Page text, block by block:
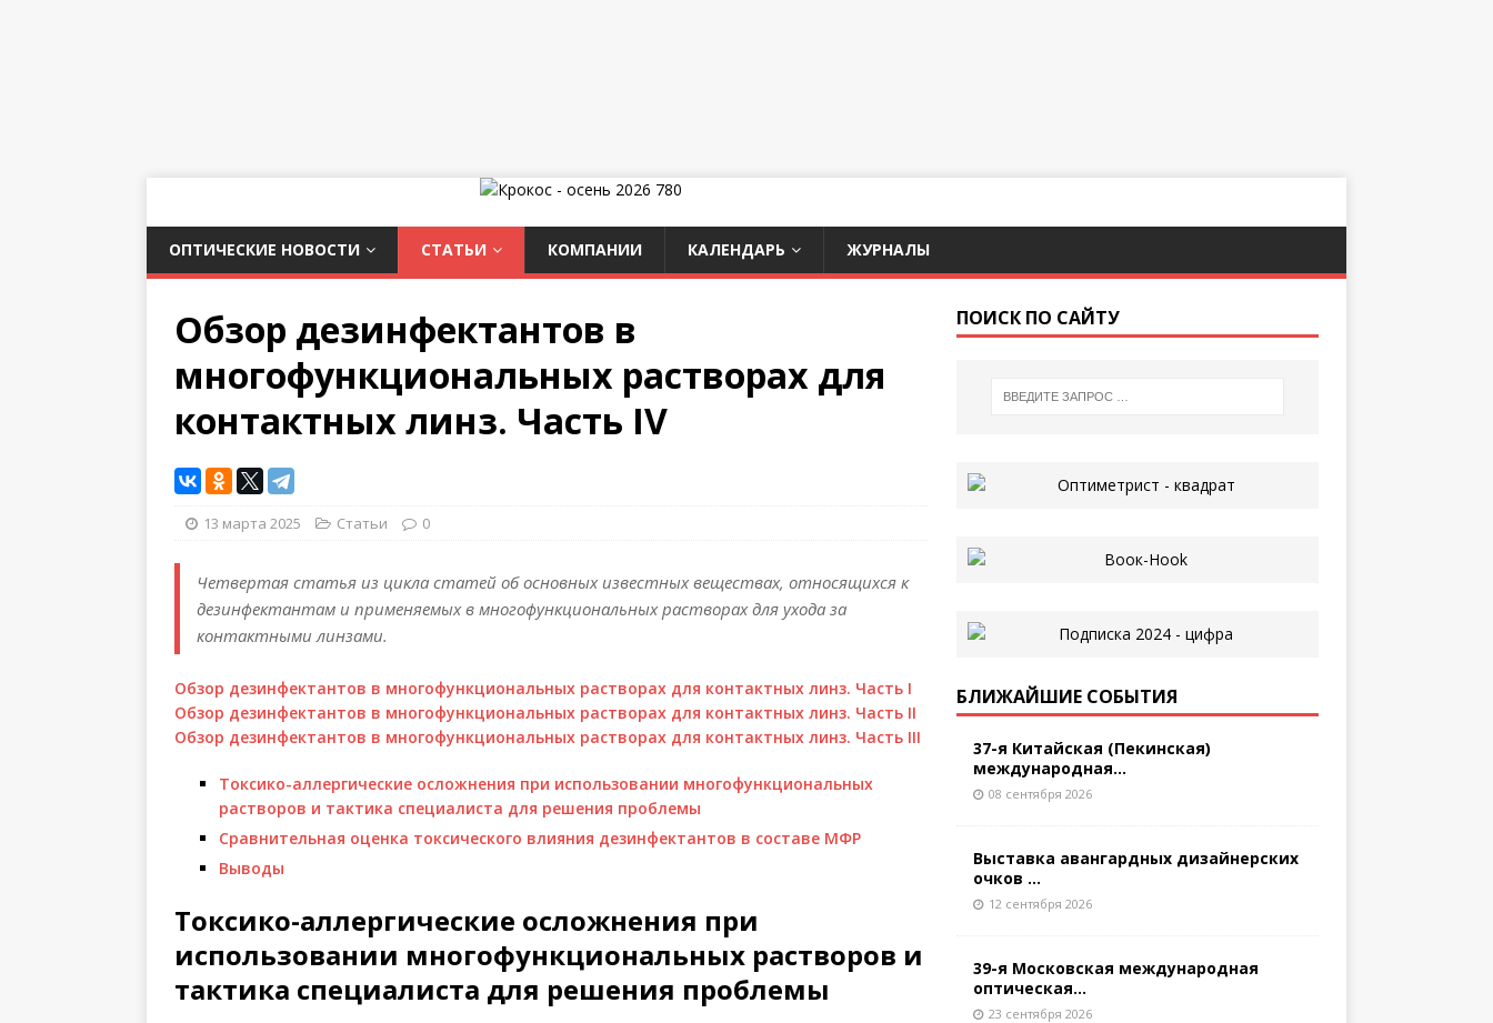
ОПТИЧЕСКИЕ НОВОСТИ СТАТЬИ КОМПАНИИ КАЛЕНДАРЬ ЖУРНАЛЫ
Обзор дезинфектантов в
многофункциональных растворах для
контактных линз. Часть IV
13 марта 2025 Статьи 0
Четвертая статья из цикла статей об основных известных веществах, относящихся к
дезинфектантам и применяемых в многофункциональных растворах для ухода за
контактными линзами.
Обзор дезинфектантов в многофункциональных растворах для контактных линз. Часть I
Обзор дезинфектантов в многофункциональных растворах для контактных линз. Часть II
Обзор дезинфектантов в многофункциональных растворах для контактных линз. Часть III
Токсико-аллергические осложнения при использовании многофункциональных
растворов и тактика специалиста для решения проблемы
Сравнительная оценка токсического влияния дезинфектантов в составе МФР
Выводы
Токсико-аллергические осложнения при
использовании многофункциональных растворов и
тактика специалиста для решения проблемы
ПОИСК ПО САЙТУ
БЛИЖАЙШИЕ СОБЫТИЯ
37-я Китайская (Пекинская)
международная...
08 сентября 2026
Выставка авангардных дизайнерских
очков ...
12 сентября 2026
39-я Московская международная
оптическая...
23 сентября 2026